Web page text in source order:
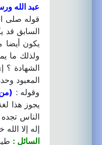
عبد الله
قوله صلى
السابق قد
يكون أيضا
ولذلك ما
الشهادة ؟
المعبود
وقوله : (من
يجوز هذا
الناس
إله إلا الله
السائل :